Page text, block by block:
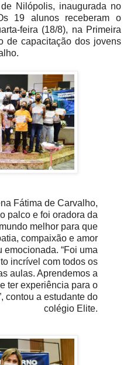
Nilópolis, inaugurada no
19 alunos receberam o
feira (18/8), na Primeira
de capacitação dos jovens
Fátima de Carvalho,
palco e foi oradora da
melhor para que
compaixão e amor
emocionada. “Foi uma
incrível com todos os
aulas. Aprendemos a
ter experiência para o
contou a estudante do
colégio Elite.